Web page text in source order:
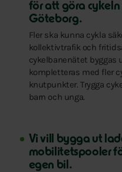
för att göra
Göteborg.
Fler ska kunna cykla
kollektivtrafik och
cykelbanenätet byggas
kompletteras med fler
knutpunkter. Trygga
barn och unga.
Vi vill bygga ut
mobilitetspooler
egen bil.